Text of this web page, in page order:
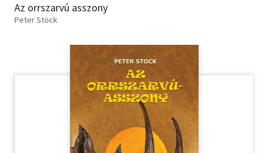
Erotika
Az orrszarvú asszony
Peter Stock